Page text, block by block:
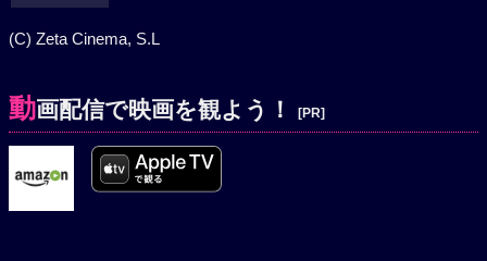
(C) Zeta Cinema, S.L
動画配信で映画を観よう！ [PR]